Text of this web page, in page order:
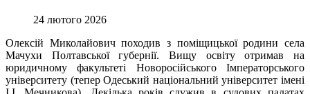
24 лютого 2026
Олексій Миколайович походив з поміщицької родини села
Мачухи Полтавської губернії. Вищу освіту отримав на
юридичному факультеті Новоросійського Імператорського
університету (тепер Одеський національний університет імені